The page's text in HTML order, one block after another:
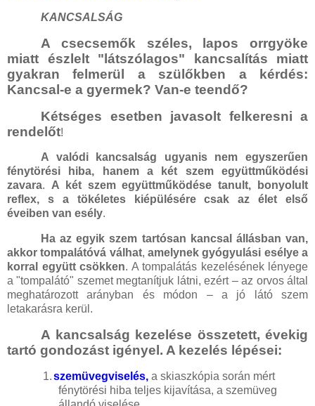
KANCSALSÁG
A csecsemők széles, lapos orrgyöke
miatt észlelt "látszólagos" kancsalítás miatt
gyakran felmerül a szülőkben a kérdés:
Kancsal-e a gyermek? Van-e teendő?
Kétséges esetben javasolt felkeresni a
rendelőt!
A valódi kancsalság ugyanis nem egyszerűen
fénytörési hiba, hanem a két szem együttműködési
zavara. A két szem együttműködése tanult, bonyolult
reflex, s a tökéletes kiépülésére csak az élet első
éveiben van esély.
Ha az egyik szem tartósan kancsal állásban van,
akkor tompalátóvá válhat,amelynek gyógyulási esélye a
korral együtt csökken. A tompalátás kezelésének lényege
a "tompalátó" szemet megtanítjuk látni, ezért – az orvos által
meghatározott arányban és módon – a jó látó szem
letakarásra kerül.
A kancsalság kezelése összetett, évekig
tartó gondozást igényel. A kezelés lépései:
1.szemüvegviselés, a skiaszkópia során mért
fénytörési hiba teljes kijavítása, a szemüveg